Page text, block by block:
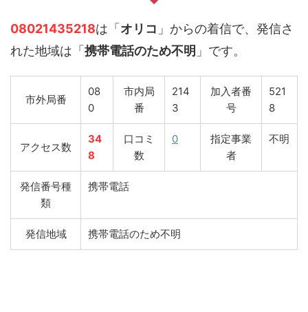
08021435218は「 オリコ 」からの着信で、発信さ
れた地域は「 携帯電話のため不明 」です。
市外局番
08
0
市内局
番
214
3
加入者番
号
521
8
アクセス数
34
8
口コミ
数
0
指定事業
者
不明
発信番号種
類
携帯電話
発信地域 携帯電話のため不明